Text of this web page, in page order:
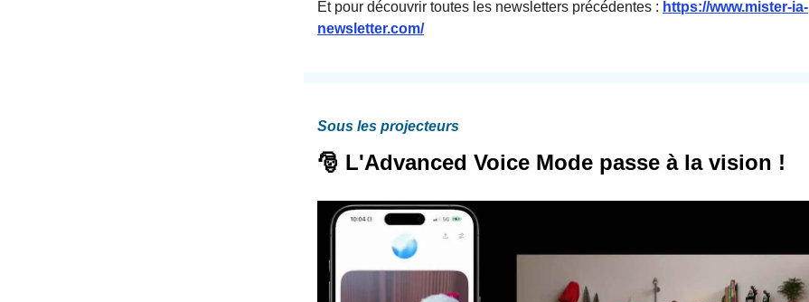
Et pour découvrir toutes les newsletters précédentes : https://www.mister-ia-
newsletter.com/
Sous les projecteurs
🎅 L'Advanced Voice Mode passe à la vision !